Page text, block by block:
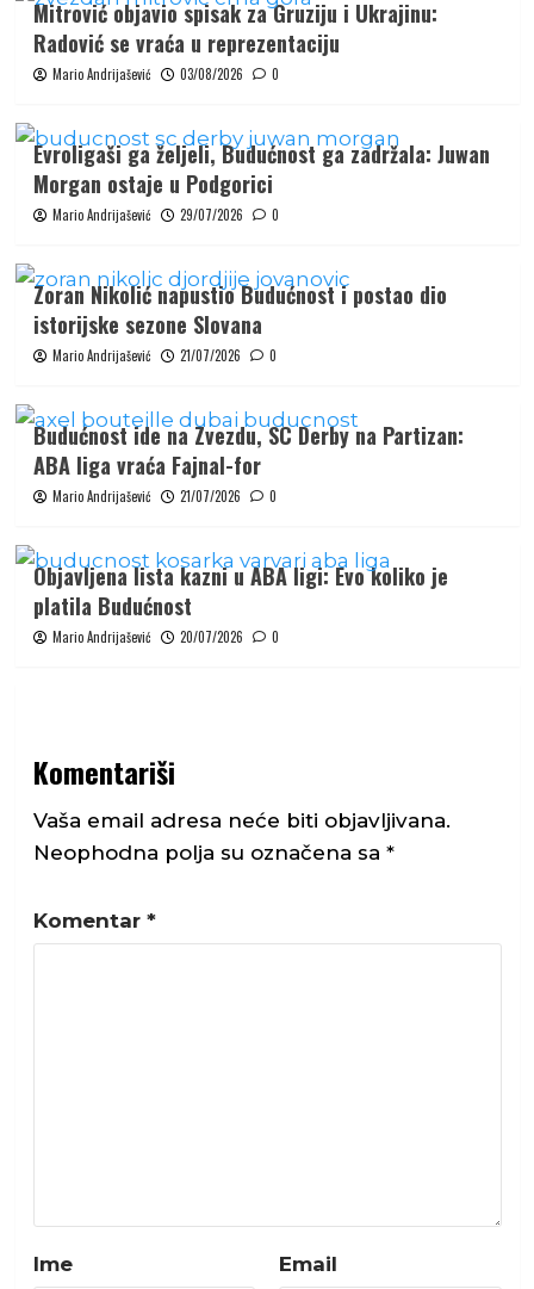
Mitrović objavio spisak za Gruziju i Ukrajinu:
Radović se vraća u reprezentaciju
Mario Andrijašević 03/08/2026 0
Evroligaši ga željeli, Budućnost ga zadržala: Juwan
Morgan ostaje u Podgorici
Mario Andrijašević 29/07/2026 0
Zoran Nikolić napustio Budućnost i postao dio
istorijske sezone Slovana
Mario Andrijašević 21/07/2026 0
Budućnost ide na Zvezdu, SC Derby na Partizan:
ABA liga vraća Fajnal-for
Mario Andrijašević 21/07/2026 0
Objavljena lista kazni u ABA ligi: Evo koliko je
platila Budućnost
Mario Andrijašević 20/07/2026 0
Komentariši
Vaša email adresa neće biti objavljivana.
Neophodna polja su označena sa *
Komentar *
Ime Email